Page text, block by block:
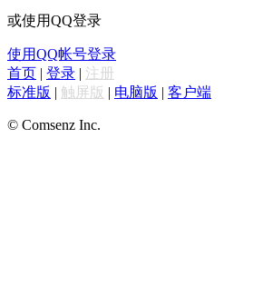
或使用QQ登录
使用QQ帐号登录
首页 | 登录 | 注册
标准版 | 触屏版 | 电脑版 | 客户端
© Comsenz Inc.